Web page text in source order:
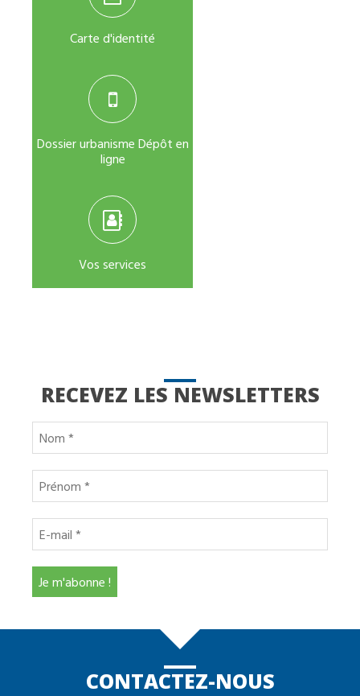
Carte d'identité
Dossier urbanisme Dépôt en
ligne
Vos services
RECEVEZ LES NEWSLETTERS
CONTACTEZ-NOUS